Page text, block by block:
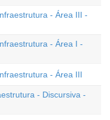
- Área III -
- Área I -
- Área III
- Discursiva -